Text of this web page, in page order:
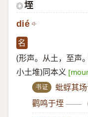
◎ 垤
dié
名
(形声。从土，至声
小土堆)同本义
书证 蚍蜉其
鹳鸣于垤 ——